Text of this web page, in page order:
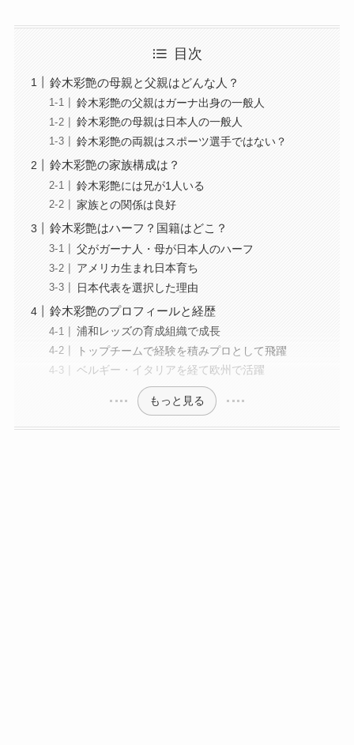
目次
鈴木彩艶の母親と父親はどんな人？
鈴木彩艶の父親はガーナ出身の一般人
鈴木彩艶の母親は日本人の一般人
鈴木彩艶の両親はスポーツ選手ではない？
鈴木彩艶の家族構成は？
鈴木彩艶には兄が1人いる
家族との関係は良好
鈴木彩艶はハーフ？国籍はどこ？
父がガーナ人・母が日本人のハーフ
アメリカ生まれ日本育ち
日本代表を選択した理由
鈴木彩艶のプロフィールと経歴
浦和レッズの育成組織で成長
トップチームで経験を積みプロとして飛躍
ベルギー・イタリアを経て欧州で活躍
もっと見る